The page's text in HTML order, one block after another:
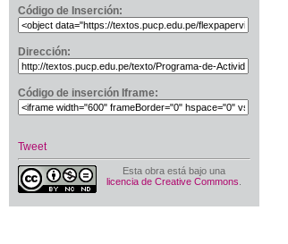
Código de Inserción:
Dirección:
Código de inserción Iframe:
Tweet
Esta obra está bajo una
licencia de Creative Commons